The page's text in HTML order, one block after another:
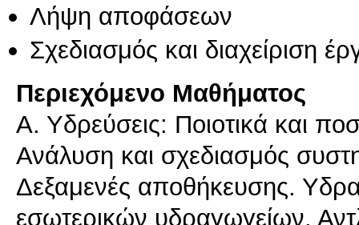
Λήψη αποφάσεων
Σχεδιασμός και διαχείριση
Περιεχόμενο Μαθήματος
Α. Υδρεύσεις: Ποιοτικά και
Ανάλυση και σχεδιασμός
Δεξαμενές αποθήκευσης.
εσωτερικών υδραγωγείων.